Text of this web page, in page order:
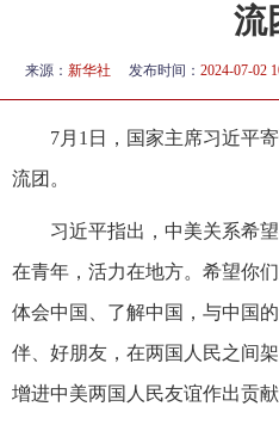
流
来源： 新华社 发布时间： 2024-07-02
7月1日，国家主席习近平
流团。
习近平指出，中美关系希
在青年，活力在地方。希望你
体会中国、了解中国，与中国
伴、好朋友，在两国人民之间
增进中美两国人民友谊作出贡献